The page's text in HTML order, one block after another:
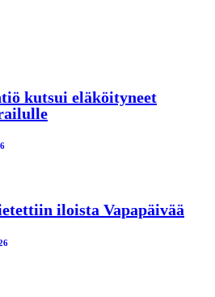
kutsui eläköityneet
iloista Vapapäivää